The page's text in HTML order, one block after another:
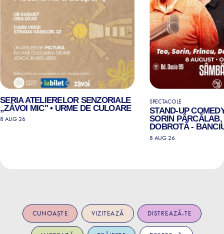
SERIA ATELIERELOR SENZORIALE
„ZĂVOI MIC" • URME DE CULOARE
8 AUG 26
SPECTACOLE
STAND-UP
SORIN PÂRCĂLAB,
DOBROTĂ -
8 AUG 26
CUNOAȘTE VIZITEAZĂ DISTREAZĂ-TE